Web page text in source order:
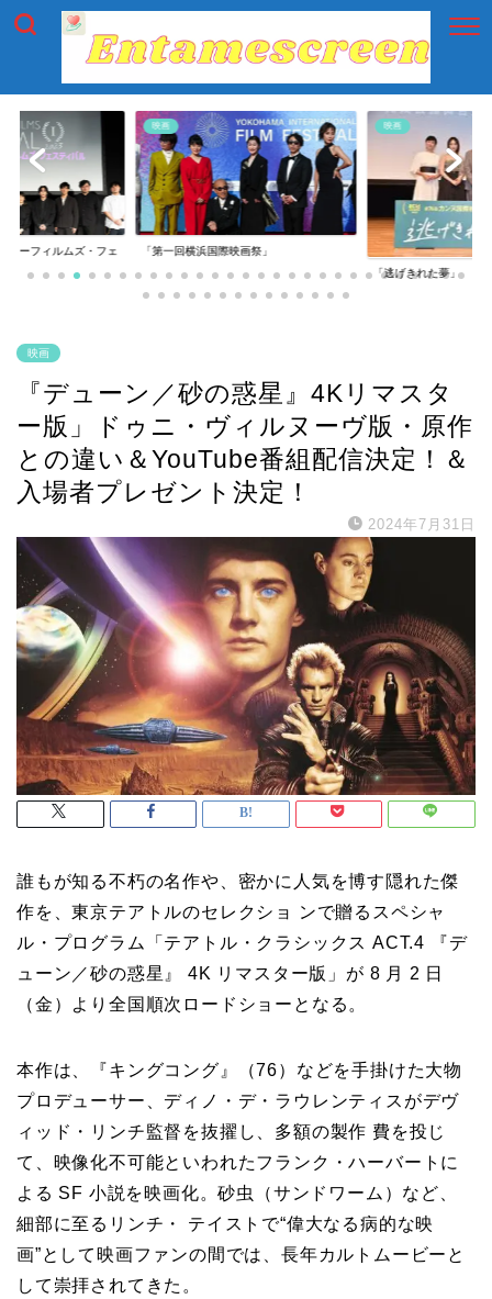
アーフィルムズ・フェ
映画
「第一回横浜国際映画祭」
映画
「逃げきれた夢」
映画
『デューン／砂の惑星』4Kリマスタ
ー版」ドゥニ・ヴィルヌーヴ版・原作
との違い＆YouTube番組配信決定！＆
入場者プレゼント決定！
2024年7月31日
誰もが知る不朽の名作や、密かに人気を博す隠れた傑
作を、東京テアトルのセレクショ ンで贈るスペシャ
ル・プログラム「テアトル・クラシックス ACT.4 『デ
ューン／砂の惑星』 4K リマスター版」が 8 月 2 日
（金）より全国順次ロードショーとなる。
本作は、『キングコング』（76）などを手掛けた大物
プロデューサー、ディノ・デ・ラウレンティスがデヴ
ィッド・リンチ監督を抜擢し、多額の製作 費を投じ
て、映像化不可能といわれたフランク・ハーバートに
よる SF 小説を映画化。砂虫（サンドワーム）など、
細部に至るリンチ・ テイストで“偉大なる病的な映
画”として映画ファンの間では、長年カルトムービーと
して崇拝されてきた。